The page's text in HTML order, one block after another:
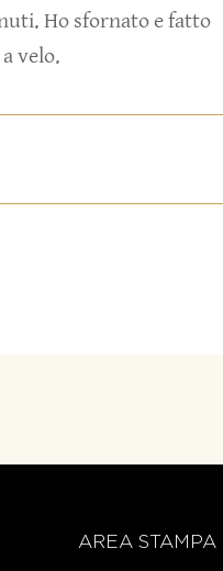
Ho sfornato e fatto
velo.
AREA STAMPA